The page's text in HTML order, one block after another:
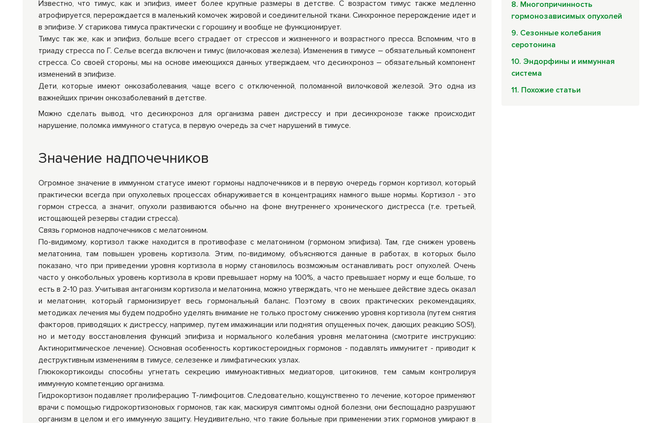
Известно, что тимус, как и эпифиз, имеет более крупные размеры в детстве. С возрастом тимус также медленно
атрофируется, перерождается в маленький комочек жировой и соединительной ткани. Синхронное перерождение идет и
в эпифизе. У старикова тимуса практически с горошину и вообще не функционирует.
Тимус так же, как и эпифиз, больше всего страдает от стрессов и жизненного и возрастного пресса. Вспомним, что в
триаду стресса по Г. Селье всегда включен и тимус (вилочковая железа). Изменения в тимусе – обязательный компонент
стресса. Со своей стороны, мы на основе имеющихся данных утверждаем, что десинхроноз – обязательный компонент
изменений в эпифизе.
Дети, которые имеют онкозаболевания, чаще всего с отключенной, поломанной вилочковой железой. Это одна из
важнейших причин онкозаболеваний в детстве.
Можно сделать вывод, что десинхроноз для организма равен дистрессу и при десинхронозе также происходит
нарушение, поломка иммунного статуса, в первую очередь за счет нарушений в тимусе.
Значение надпочечников
Огромное значение в иммунном статусе имеют гормоны надпочечников и в первую очередь гормон кортизол, который
практически всегда при опухолевых процессах обнаруживается в концентрациях намного выше нормы. Кортизол - это
гормон стресса, а значит, опухоли развиваются обычно на фоне внутреннего хронического дистресса (т.е. третьей,
истощающей резервы стадии стресса).
Связь гормонов надпочечников с мелатонином.
По-видимому, кортизол также находится в противофазе с мелатонином (гормоном эпифиза). Там, где снижен уровень
мелатонина, там повышен уровень кортизола. Этим, по-видимому, объясняются данные в работах, в которых было
показано, что при приведении уровня кортизола в норму становилось возможным останавливать рост опухолей. Очень
часто у онкобольных уровень кортизола в крови превышает норму на 100%, а часто превышает норму и еще больше, то
есть в 2-10 раз. Учитывая антагонизм кортизола и мелатонина, можно утверждать, что не меньшее действие здесь оказал
и мелатонин, который гармонизирует весь гормональный баланс. Поэтому в своих практических рекомендациях,
методиках лечения мы будем подробно уделять внимание не только простому снижению уровня кортизола (путем снятия
факторов, приводящих к дистрессу, например, путем имажинации или поднятия опущенных почек, дающих реакцию SOS!),
но и методу восстановления функций эпифиза и нормального колебания уровня мелатонина (смотрите инструкцию:
Актиноритмическое лечение). Основная особенность кортикостероидных гормонов - подавлять иммунитет - приводит к
деструктивным изменениям в тимусе, селезенке и лимфатических узлах.
Глюкокортикоиды способны угнетать секрецию иммуноактивных медиаторов, цитокинов, тем самым контролируя
иммунную компетенцию организма.
Гидрокортизон подавляет пролиферацию Т-лимфоцитов. Следовательно, кощунственно то лечение, которое применяют
врачи с помощью гидрокортизоновых гормонов, так как, маскируя симптомы одной болезни, они беспощадно разрушают
организм в целом и его иммунную защиту. Неудивительно, что такие больные при применении этих гормонов умирают в
8. Многопричинность
гормонозависимых опухолей
9. Сезонные колебания
серотонина
10. Эндорфины и иммунная
система
11. Похожие статьи